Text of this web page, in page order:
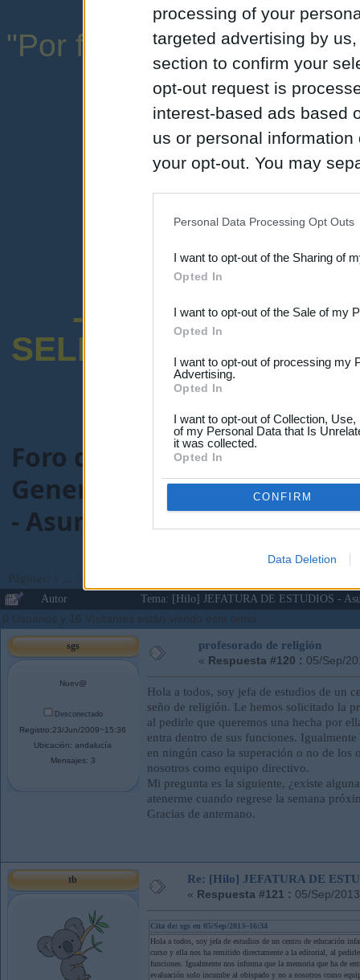
processing of your
targeted advertising by
section to confirm your
opt-out request is
interest-based ads based
us or personal
your opt-out. You may
Downstream Participants
third parties.
Personal Data Processing Opt Outs
I want to opt-out of the Sharing of
Opted In
I want to opt-out of the Sale of my
Opted In
I want to opt-out of processing my
Advertising.
Opted In
I want to opt-out of Collection,
of my Personal Data that Is
it was collected.
Opted In
CONFIRM
Data Deletion
"Por favor, no abuse de
una expresión
-ENCUESTA
SELECTIVO
Foro de Maestros25
General-maestros25.com>
- Asuntos varios
Páginas: ...
Autor
Tema: [Hilo] JEFATURA DE ESTUDIOS -
0 Usuarios y 16 Visitantes están viendo este tema.
sgs
Nuev@
Desconectado
Registro:23/Jun/2009~15:36
Ubicación: andalucía
Mensajes: 3
profesorado de religión
« Respuesta #120 : 05/Sep/
Hola a todos, soy jefa de estudios de un
seño de religión. Le hemos solicitado la
al pedirle que queremos una hecha por
entra dentro de sus funciones.
en ningún caso la superación o no de los
nosotros como equipo directivo.
Mi pregunta es la siguiente, ¿existe
atenerme cuando regrese la semana
Gracias de antemano.
tb Re: [Hilo] JEFATURA DE
« Respuesta #121 : 05/Sep/
Cita de: sgs en 05/Sep/2013~16:34
Hola a todos, soy jefa de estudios de un centro de educación
curso y ella nos ha remitido directamente a la editorial, al
funciones. Igualmente nos informa que la memoria que ha de
evaluación solo incumbe al obispado y no a nosotros como